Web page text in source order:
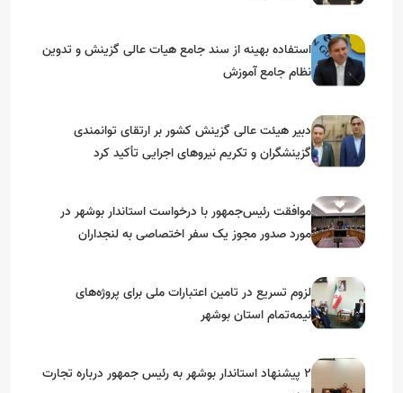
استفاده بهینه از سند جامع هیات عالی گزینش و‌ تدوین
نظام جامع آموزش
دبیر هیئت عالی گزینش کشور بر ارتقای توانمندی
گزینشگران و تکریم نیروهای اجرایی تأکید کرد
موافقت رئیس‌جمهور با درخواست استاندار بوشهر در
مورد صدور مجوز یک سفر اختصاصی به لنجداران
لزوم تسریع در تامین اعتبارات ملی برای پروژه‌های
نیمه‌تمام استان بوشهر
۲ پیشنهاد استاندار بوشهر به رئیس جمهور درباره تجارت